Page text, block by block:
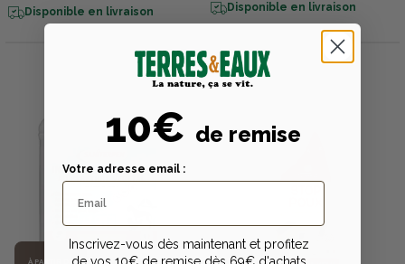
Disponible en livraison Disponible en livraison
À PARTIR DE
10€ de remise
Votre adresse email :
Inscrivez-vous dès maintenant et profitez